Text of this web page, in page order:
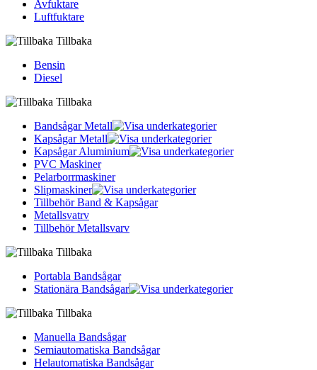
Avfuktare
Luftfuktare
Tillbaka
Bensin
Diesel
Tillbaka
Bandsågar Metall
Kapsågar Metall
Kapsågar Aluminium
PVC Maskiner
Pelarborrmaskiner
Slipmaskiner
Tillbehör Band & Kapsågar
Metallsvatrv
Tillbehör Metallsvarv
Tillbaka
Portabla Bandsågar
Stationära Bandsågar
Tillbaka
Manuella Bandsågar
Semiautomatiska Bandsågar
Helautomatiska Bandsågar